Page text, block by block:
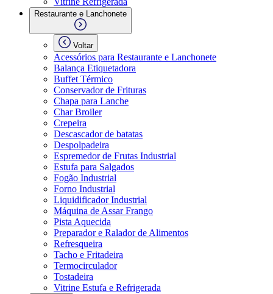
Restaurante e Lanchonete
Voltar
Acessórios para Restaurante e Lanchonete
Balança Etiquetadora
Buffet Térmico
Conservador de Frituras
Chapa para Lanche
Char Broiler
Crepeira
Descascador de batatas
Despolpadeira
Espremedor de Frutas Industrial
Estufa para Salgados
Fogão Industrial
Forno Industrial
Liquidificador Industrial
Máquina de Assar Frango
Pista Aquecida
Preparador e Ralador de Alimentos
Refresqueira
Tacho e Fritadeira
Termocirculador
Tostadeira
Vitrine Estufa e Refrigerada